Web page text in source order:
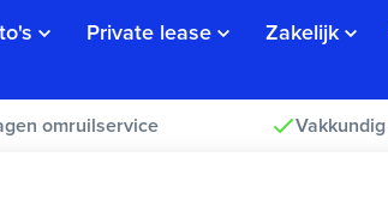
Private lease Zakelijk
omruilservice